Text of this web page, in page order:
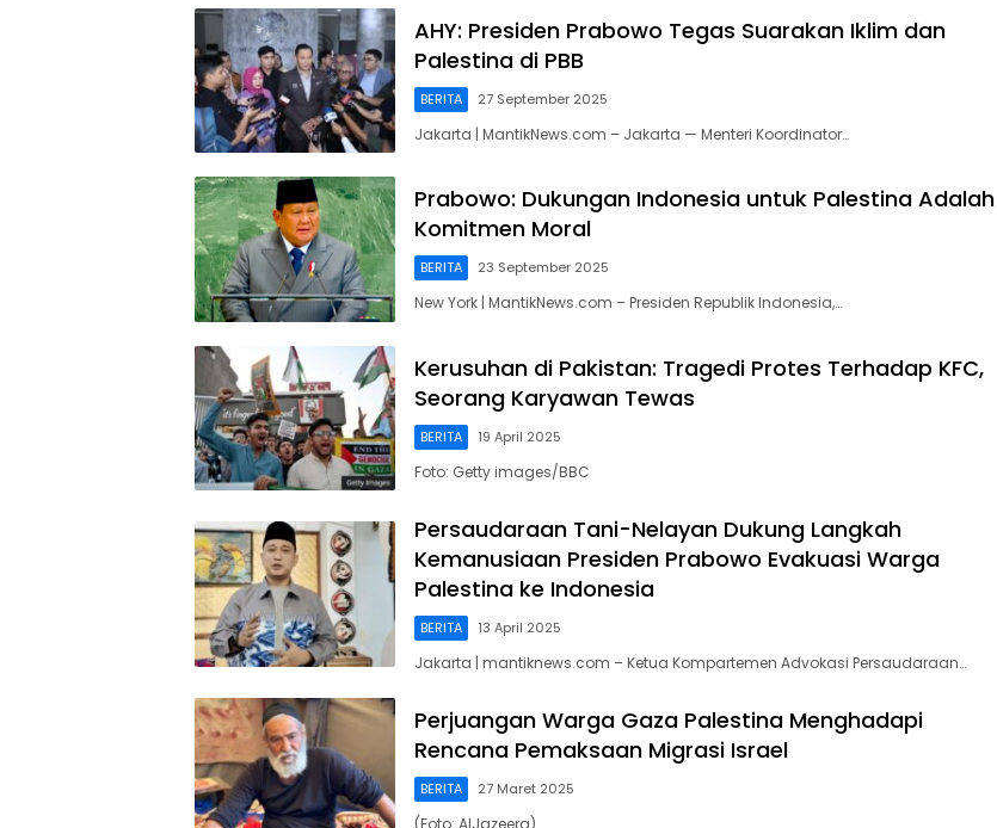
AHY: Presiden Prabowo Tegas Suarakan Iklim dan
Palestina di PBB
BERITA 27 September 2025
Jakarta | MantikNews.com – Jakarta — Menteri Koordinator…
Prabowo: Dukungan Indonesia untuk Palestina Adalah
Komitmen Moral
BERITA 23 September 2025
New York | MantikNews.com – Presiden Republik Indonesia,…
Kerusuhan di Pakistan: Tragedi Protes Terhadap KFC,
Seorang Karyawan Tewas
BERITA 19 April 2025
Foto: Getty images/BBC
Persaudaraan Tani-Nelayan Dukung Langkah
Kemanusiaan Presiden Prabowo Evakuasi Warga
Palestina ke Indonesia
BERITA 13 April 2025
Jakarta | mantiknews.com – Ketua Kompartemen Advokasi Persaudaraan…
Perjuangan Warga Gaza Palestina Menghadapi
Rencana Pemaksaan Migrasi Israel
BERITA 27 Maret 2025